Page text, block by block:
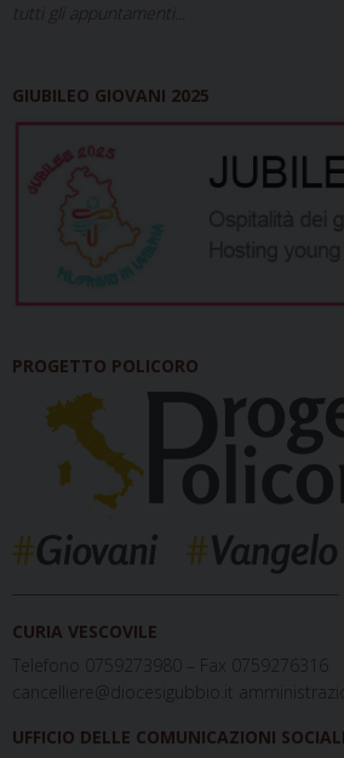
tutti gli appuntamenti...
GIUBILEO GIOVANI 2025
PROGETTO POLICORO
CURIA VESCOVILE
Telefono 0759273980 – Fax 0759276316
cancelliere@diocesigubbio.it
UFFICIO DELLE COMUNICAZIONI SOCIALI